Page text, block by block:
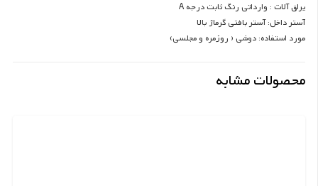
یراق آلات : وارداتی رنگ ثابت درجه A
آستر داخل: آستر بافتی گرماژ بالا
مورد استفاده: دوشی ( روزمره و مجلسی)
محصولات مشابه